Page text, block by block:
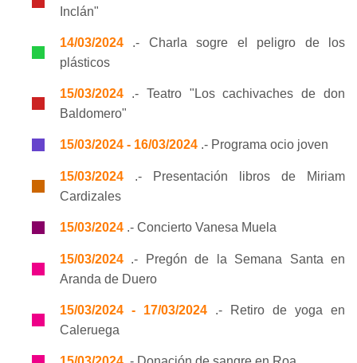
Inclán"
14/03/2024 .- Charla sogre el peligro de los
plásticos
15/03/2024 .- Teatro "Los cachivaches de don
Baldomero"
15/03/2024 - 16/03/2024 .- Programa ocio joven
15/03/2024 .- Presentación libros de Miriam
Cardizales
15/03/2024 .- Concierto Vanesa Muela
15/03/2024 .- Pregón de la Semana Santa en
Aranda de Duero
15/03/2024 - 17/03/2024 .- Retiro de yoga en
Caleruega